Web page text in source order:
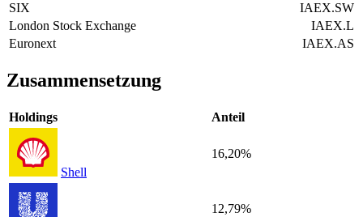
SIX
IAEX.SW
London Stock Exchange
IAEX.L
Euronext
IAEX.AS
Zusammensetzung
Holdings Anteil
Shell
16,20%
12,79%